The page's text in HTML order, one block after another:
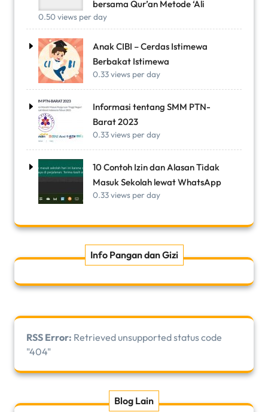
bersama Qur’an Metode ‘Ali
0.50 views per day
Anak CIBI – Cerdas Istimewa
Berbakat Istimewa
0.33 views per day
Informasi tentang SMM PTN-
Barat 2023
0.33 views per day
10 Contoh Izin dan Alasan Tidak
Masuk Sekolah lewat WhatsApp
0.33 views per day
Info Pangan dan Gizi
RSS Error: Retrieved unsupported status code
"404"
Blog Lain